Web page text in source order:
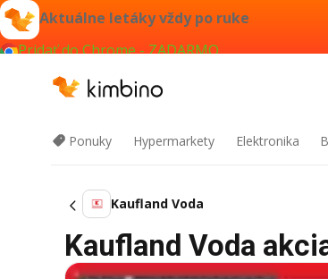
Aktuálne letáky vždy po ruke
Pridať do Chrome - ZADARMO
Ponuky Hypermarkety Elektronika
Kaufland Voda
Kaufland Voda